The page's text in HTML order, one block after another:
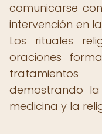
comunicarse
intervención en
Los rituales
oraciones
demostrando
medicina y la